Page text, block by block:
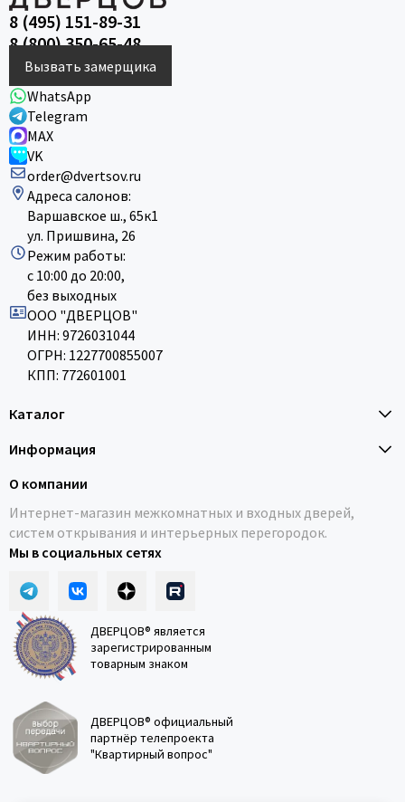
8 (495) 151-89-31
8 (800) 350-65-48
Вызвать замерщика
WhatsApp
Telegram
MAX
VK
order@dvertsov.ru
Адреса салонов:
Варшавское ш., 65к1
ул. Пришвина, 26
Режим работы:
с 10:00 до 20:00,
без выходных
ООО "ДВЕРЦОВ"
ИНН: 9726031044
ОГРН: 1227700855007
КПП: 772601001
Каталог
Информация
О компании
Интернет-магазин межкомнатных и входных дверей,
систем открывания и интерьерных перегородок.
Мы в социальных сетях
ДВЕРЦОВ® является
зарегистрированным
товарным знаком
ДВЕРЦОВ® официальный
партнёр телепроекта
"Квартирный вопрос"